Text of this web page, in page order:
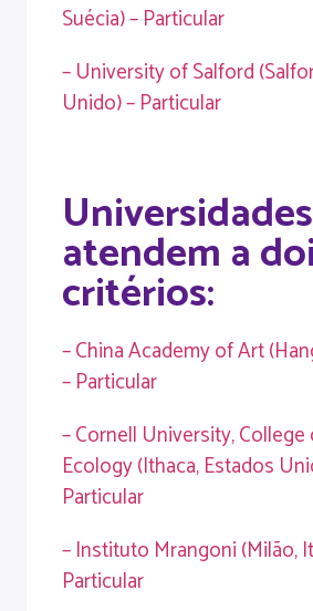
Suécia) – Particular
– University of Salford
Unido) – Particular
atendem a
critérios:
– China Academy of Art
– Particular
– Cornell University,
Ecology (Ithaca, Estados
Particular
– Instituto Mrangoni (Milão,
Particular